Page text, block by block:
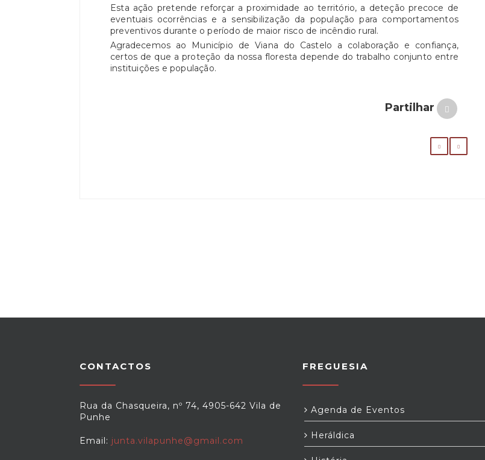
Esta ação pretende reforçar a proximidade ao território, a deteção precoce de
eventuais ocorrências e a sensibilização da população para comportamentos
preventivos durante o período de maior risco de incêndio rural.
Agradecemos ao Município de Viana do Castelo a colaboração e confiança,
certos de que a proteção da nossa floresta depende do trabalho conjunto entre
instituições e população.
Partilhar
CONTACTOS
Rua da Chasqueira, nº 74, 4905-642 Vila de
Punhe
Email: junta.vilapunhe@gmail.com
FREGUESIA
Agenda de Eventos
Heráldica